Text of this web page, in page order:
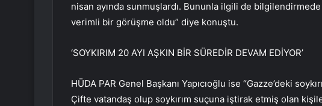
nisan ayında sunmuşlardı. Bununla ilgili de
verimli bir görüşme oldu” diye konuştu.
‘SOYKIRIM 20 AYI AŞKIN BİR SÜREDİR DEVAM EDİYOR’
HÜDA PAR Genel Başkanı Yapıcıoğlu ise “Gazze’deki
Çifte vatandaş olup soykırım suçuna iştirak etmiş olan